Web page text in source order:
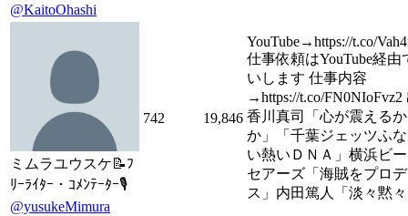
@KaitoOhashi
ミムラユウスケ📝ﾌ
ﾘｰﾗｲﾀｰ・ｺﾒﾝﾃｰﾀｰ🎙
@yusukeMimura
742 19,846
YouTube→https://t.co/
仕事依頼はYouTube経由
いします 仕事内容
→https://t.co/FN0NIoFvz2
香川真司「心が震える
か」「千葉ジェッツふ
い熱いＤＮＡ」横浜ビ
セアーズ「海賊をプロ
ス」内田篤人「淡々黙